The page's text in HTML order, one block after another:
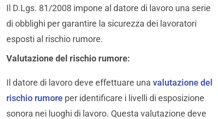
Il D.Lgs. 81/2008 impone al datore di lavoro una serie
di obblighi per garantire la sicurezza dei lavoratori
esposti al rischio rumore.
Valutazione del rischio rumore:
Il datore di lavoro deve effettuare una valutazione del
rischio rumore per identificare i livelli di esposizione
sonora nei luoghi di lavoro. Questa valutazione deve